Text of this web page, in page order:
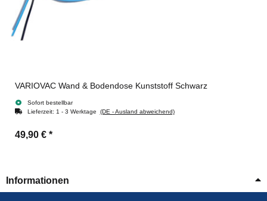
VARIOVAC Wand & Bodendose Kunststoff Schwarz
Sofort bestellbar
Lieferzeit: 1 - 3 Werktage (DE - Ausland abweichend)
49,90 € *
Informationen